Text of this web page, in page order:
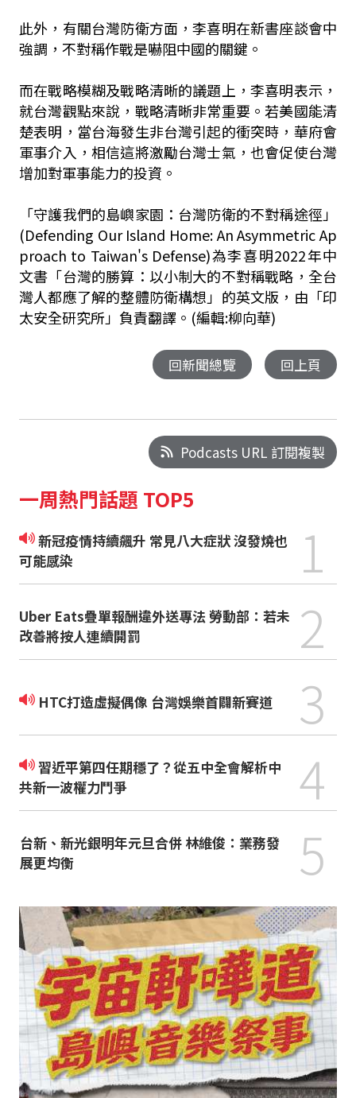
此外，有關台灣防衛方面，李喜明在新書座談會中
強調，不對稱作戰是嚇阻中國的關鍵。
而在戰略模糊及戰略清晰的議題上，李喜明表示，
就台灣觀點來說，戰略清晰非常重要。若美國能清
楚表明，當台海發生非台灣引起的衝突時，華府會
軍事介入，相信這將激勵台灣士氣，也會促使台灣
增加對軍事能力的投資。
「守護我們的島嶼家園：台灣防衛的不對稱途徑」
(Defending Our Island Home: An Asymmetric Ap
proach to Taiwan's Defense)為李喜明2022年中
文書「台灣的勝算：以小制大的不對稱戰略，全台
灣人都應了解的整體防衛構想」的英文版，由「印
太安全研究所」負責翻譯。(編輯:柳向華)
回新聞總覽 回上頁
Podcasts URL 訂閱複製
一周熱門話題 TOP5
新冠疫情持續飆升 常見八大症狀 沒發燒也
可能感染
1
Uber Eats疊單報酬違外送專法 勞動部：若未
改善將按人連續開罰
2
HTC打造虛擬偶像 台灣娛樂首闢新賽道 3
習近平第四任期穩了？從五中全會解析中
共新一波權力鬥爭
4
台新、新光銀明年元旦合併 林維俊：業務發
展更均衡
5